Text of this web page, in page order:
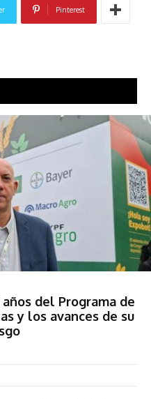
Pinterest
del Programa de
y los avances de su